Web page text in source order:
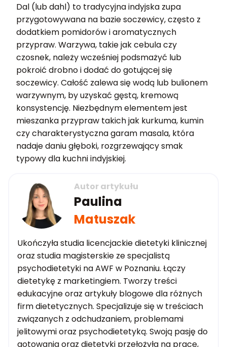
Dal (lub dahl) to tradycyjna indyjska zupa
przygotowywana na bazie soczewicy, często z
dodatkiem pomidorów i aromatycznych
przypraw. Warzywa, takie jak cebula czy
czosnek, należy wcześniej podsmażyć lub
pokroić drobno i dodać do gotującej się
soczewicy. Całość zalewa się wodą lub bulionem
warzywnym, by uzyskać gęstą, kremową
konsystencję. Niezbędnym elementem jest
mieszanka przypraw takich jak kurkuma, kumin
czy charakterystyczna garam masala, która
nadaje daniu głęboki, rozgrzewający smak
typowy dla kuchni indyjskiej.
Autor artykułu
Paulina
Matuszak
Ukończyła studia licencjackie dietetyki klinicznej
oraz studia magisterskie ze specjalistą
psychodietetyki na AWF w Poznaniu. Łączy
dietetykę z marketingiem. Tworzy treści
edukacyjne oraz artykuły blogowe dla różnych
firm dietetycznych. Specjalizuje się w treściach
związanych z odchudzaniem, problemami
jelitowymi oraz psychodietetyką. Swoją pasję do
gotowania oraz dietetyki przełożyła na pracę,